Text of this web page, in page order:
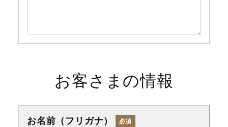
お客さまの情報
お名前（フリガナ） 必須